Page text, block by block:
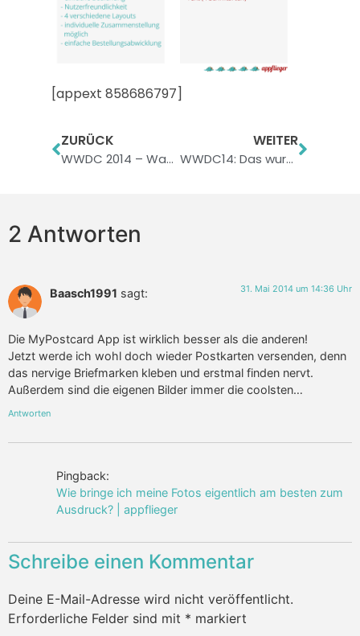
[appext 858686797]
ZURÜCK
WWDC 2014 – Was erwartet uns dieses Jahr?
WEITER
WWDC14: Das wurde vorgestellt
2 Antworten
Baasch1991 sagt: 31. Mai 2014 um 14:36 Uhr
Die MyPostcard App ist wirklich besser als die anderen!
Jetzt werde ich wohl doch wieder Postkarten versenden, denn
das nervige Briefmarken kleben und erstmal finden nervt.
Außerdem sind die eigenen Bilder immer die coolsten…
Antworten
Pingback:
Wie bringe ich meine Fotos eigentlich am besten zum
Ausdruck? | appflieger
Schreibe einen Kommentar
Deine E-Mail-Adresse wird nicht veröffentlicht.
Erforderliche Felder sind mit * markiert